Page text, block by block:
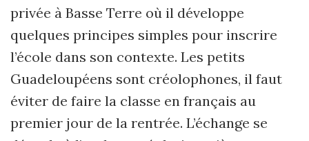
privée à Basse Terre où il développe
quelques principes simples pour inscrire
l’école dans son contexte. Les petits
Guadeloupéens sont créolophones, il faut
éviter de faire la classe en français au
premier jour de la rentrée. L’échange se